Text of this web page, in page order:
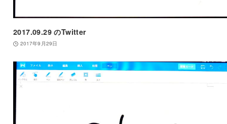
2017.09.29 のTwitter
2017年9月29日